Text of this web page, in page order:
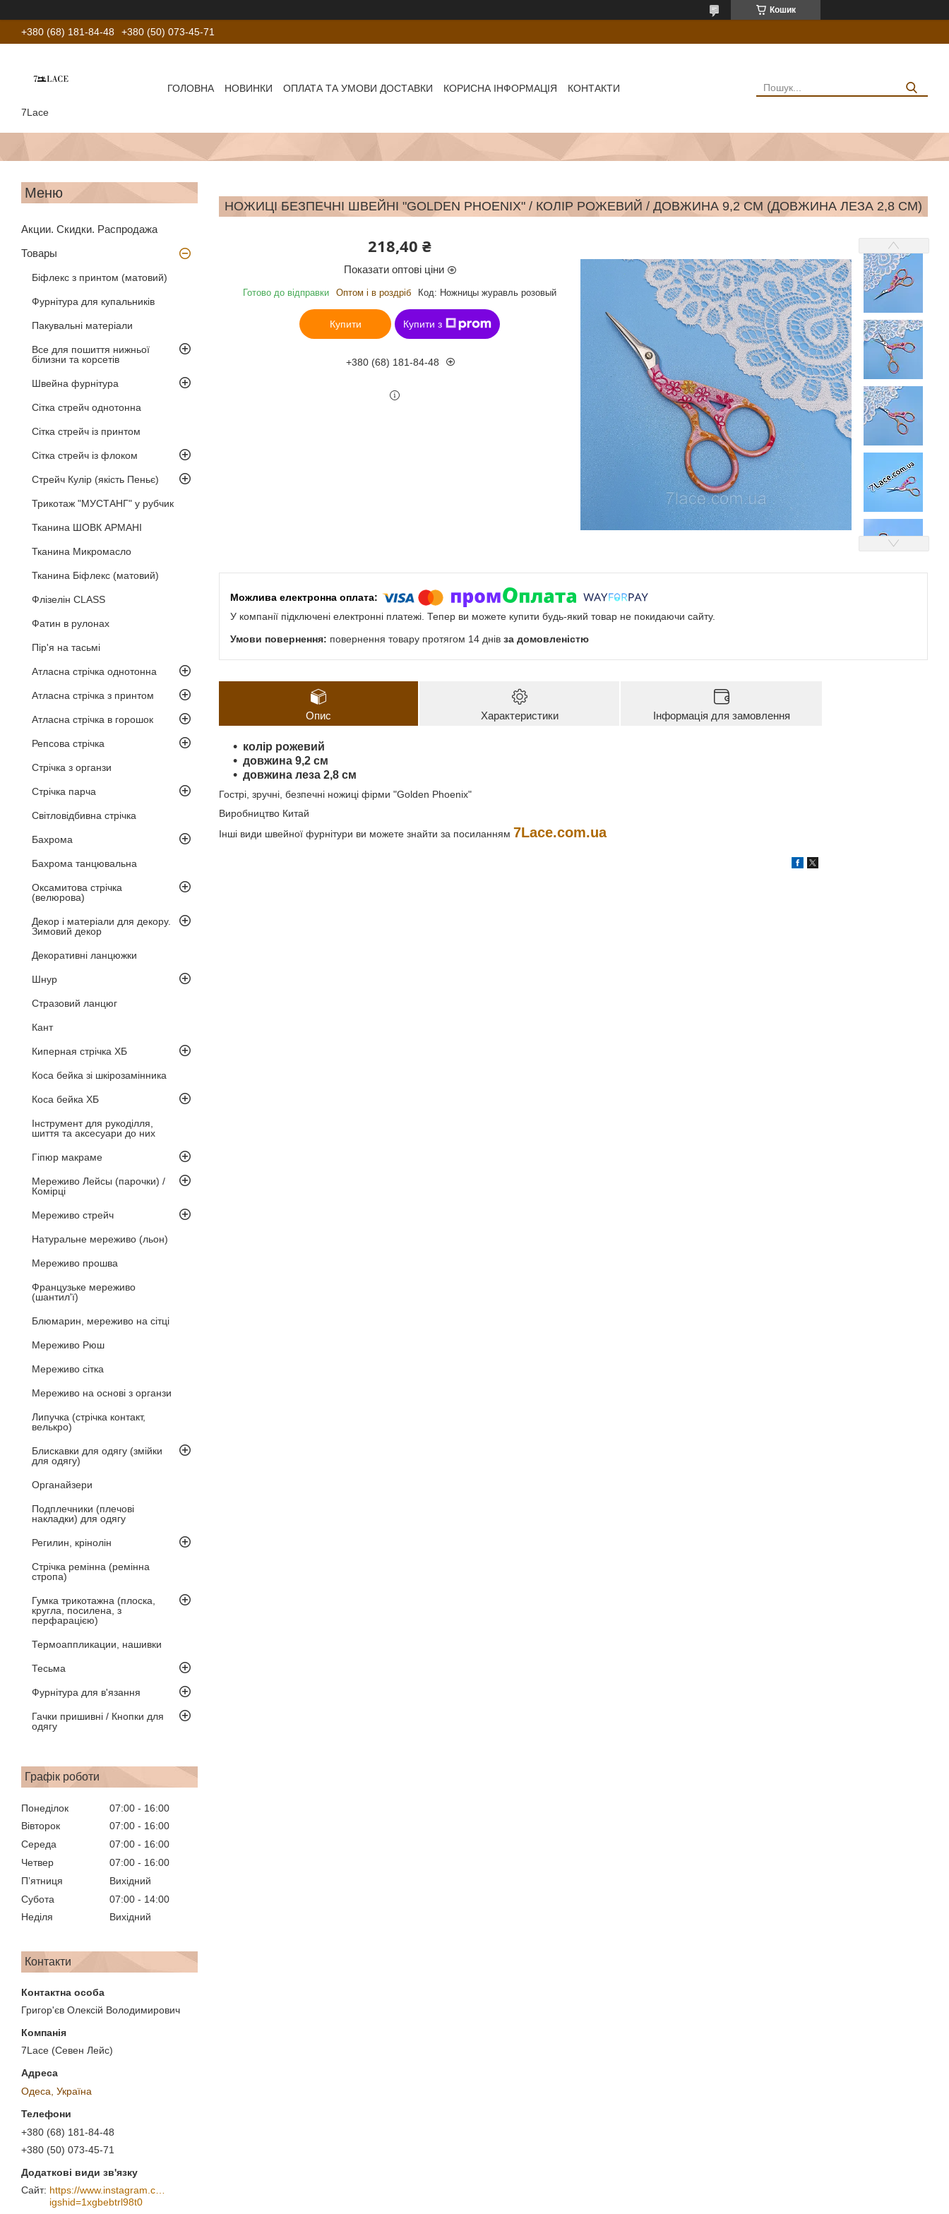
Кошик
+380 (68) 181-84-48 +380 (50) 073-45-71
7Lace
ГОЛОВНА НОВИНКИ ОПЛАТА ТА УМОВИ ДОСТАВКИ КОРИСНА ІНФОРМАЦІЯ КОНТАКТИ
Акции. Скидки. Распродажа
Товары
Біфлекс з принтом (матовий)
Фурнітура для купальників
Пакувальні матеріали
Все для пошиття нижньої
білизни та корсетів
Швейна фурнітура
Сітка стрейч однотонна
Сітка стрейч із принтом
Сітка стрейч із флоком
Стрейч Кулір (якість Пеньє)
Трикотаж "МУСТАНГ" у рубчик
Тканина ШОВК АРМАНІ
Тканина Микромасло
Тканина Біфлекс (матовий)
Флізелін CLASS
Фатин в рулонах
Пір'я на тасьмі
Атласна стрічка однотонна
Атласна стрічка з принтом
Атласна стрічка в горошок
Репсова стрічка
Стрічка з органзи
Стрічка парча
Світловідбивна стрічка
Бахрома
Бахрома танцювальна
Оксамитова стрічка
(велюрова)
Декор і матеріали для декору.
Зимовий декор
Декоративні ланцюжки
Шнур
Стразовий ланцюг
Кант
Киперная стрічка ХБ
Коса бейка зі шкірозамінника
Коса бейка ХБ
Інструмент для рукоділля,
шиття та аксесуари до них
Гіпюр макраме
Мереживо Лейсы (парочки) /
Комірці
Мереживо стрейч
Натуральне мереживо (льон)
Мереживо прошва
Французьке мереживо
(шантил'ї)
Блюмарин, мереживо на сітці
Мереживо Рюш
Мереживо сітка
Мереживо на основі з органзи
Липучка (стрічка контакт,
велькро)
Блискавки для одягу (змійки
для одягу)
Органайзери
Подплечники (плечові
накладки) для одягу
Регилин, крінолін
Стрічка ремінна (ремінна
стропа)
Гумка трикотажна (плоска,
кругла, посилена, з
перфарацією)
Термоаппликации, нашивки
Тесьма
Фурнітура для в'язання
Гачки пришивні / Кнопки для
одягу
Графік роботи
Понеділок 07:00
16:00
Вівторок
07:00
16:00
Середа
07:00
16:00
Четвер
07:00
16:00
Пʼятниця
Вихідний
Субота
07:00
14:00
Неділя
Вихідний
Контакти
Григор'єв Олексій Володимирович
7Lace (Севен Лейс)
Одеса, Україна
+380 (68) 181-84-48
+380 (50) 073-45-71
https://www.instagram.com/7_lace/?
igshid=1xgbebtrl98t0
НОЖИЦІ БЕЗПЕЧНІ ШВЕЙНІ "GOLDEN PHOENIX" / КОЛІР РОЖЕВИЙ / ДОВЖИНА 9,2 СМ (ДОВЖИНА ЛЕЗА 2,8 СМ)
218,40 ₴
Показати оптові ціни
Готово до відправки Оптом і в роздріб Код: Ножницы журавль розовый
Купити Купити з
+380 (68) 181-84-48
У компанії підключені електронні платежі. Тепер ви можете купити будь-який товар не покидаючи сайту.
повернення товару протягом 14 днів за домовленістю
Опис Характеристики Інформація для замовлення
колір рожевий
довжина 9,2 см
довжина леза 2,8 см
​​​​​​​Гострі, зручні, безпечні ножиці фірми "Golden Phoenix"
Виробництво Китай
Інші види швейної фурнітури ви можете знайти за посиланням 7Lace.com.ua